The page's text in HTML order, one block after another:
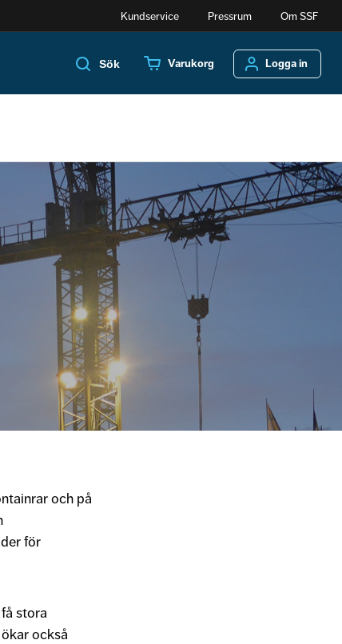
Kundservice Pressrum Om SSF
Sök Varukorg Logga in
och på
för
stora
också